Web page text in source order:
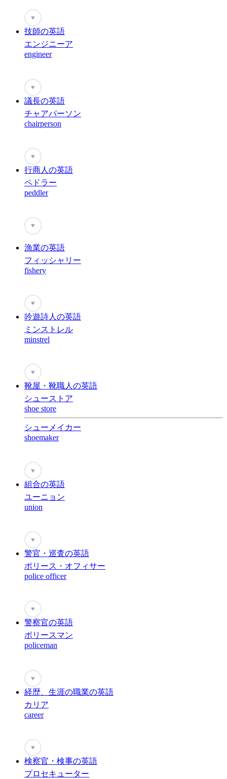
♥
技師の英語
エンジニーア
engineer
♥
議長の英語
チャアパーソン
chairperson
♥
行商人の英語
ペドラー
peddler
♥
漁業の英語
フィッシャリー
fishery
♥
吟遊詩人の英語
ミンストレル
minstrel
♥
靴屋・靴職人の英語
シューストア
shoe store
シューメイカー
shoemaker
♥
組合の英語
ユーニョン
union
♥
警官・巡査の英語
ポリース・オフィサー
police officer
♥
警察官の英語
ポリースマン
policeman
♥
経歴、生涯の職業の英語
カリア
career
♥
検察官・検事の英語
プロセキューター